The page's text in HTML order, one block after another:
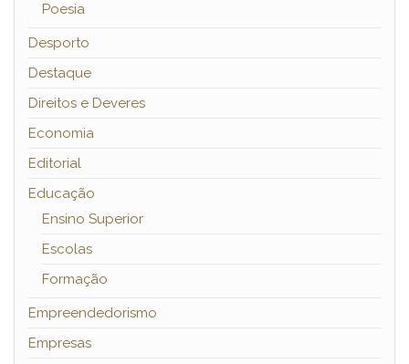
Poesia
Desporto
Destaque
Direitos e Deveres
Economia
Editorial
Educação
Ensino Superior
Escolas
Formação
Empreendedorismo
Empresas